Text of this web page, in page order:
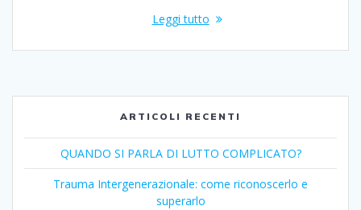
Leggi tutto
ARTICOLI RECENTI
QUANDO SI PARLA DI LUTTO COMPLICATO?
Trauma Intergenerazionale: come riconoscerlo e
superarlo